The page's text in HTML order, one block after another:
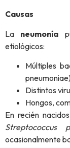
Causas
La neumonía
etiológicos:
Múltiples
Distintos
Hongos,
En recién
Streptococcus
ocasionalmente